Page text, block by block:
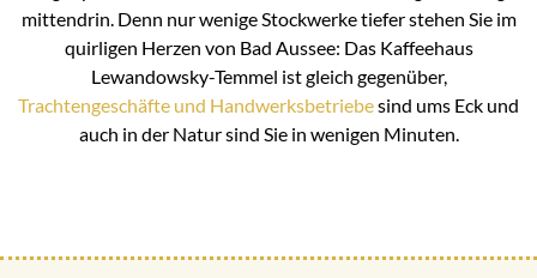
mittendrin. Denn nur wenige Stockwerke tiefer stehen Sie im
quirligen Herzen von Bad Aussee: Das Kaffeehaus
Lewandowsky-Temmel ist gleich gegenüber,
Trachtengeschäfte und Handwerksbetriebesind ums Eck und
auch in der Natur sind Sie in wenigen Minuten.